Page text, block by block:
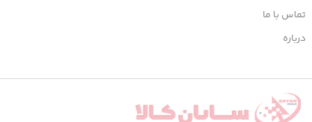
تماس با ما
درباره